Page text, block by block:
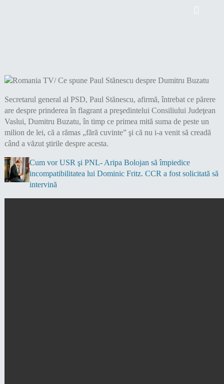
Secretarul general al PSD, Paul Stănescu, afirmă, întrebat ce părere
are despre prinderea în flagrant a preşedintelui Consiliului Judeţean
Vaslui, Dumitru Buzatu, în timp ce primea mită suma de peste un
milion de lei, că a rămas „fără cuvinte” şi că nu i-a venit să creadă
când a văzut ştirile despre acesta.
Cum vor USR şi PNL- Aripa Bolojan să împiedice
incompatibilitatea lui Dominic Fritz. CCR a fost solicitată să
intervină